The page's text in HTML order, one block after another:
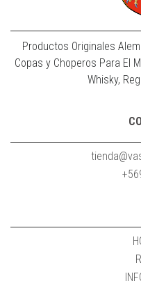
Productos Originales
Copas y Choperos Para El
Whisky,